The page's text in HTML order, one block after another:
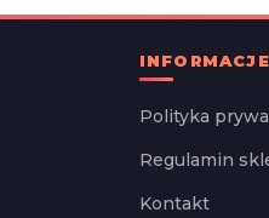
INFORMACJE
Polityka
Regulamin
Kontakt